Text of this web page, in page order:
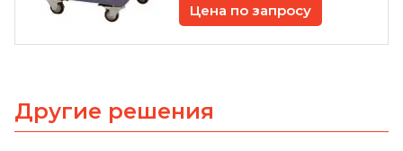
Цена по запросу
Другие решения